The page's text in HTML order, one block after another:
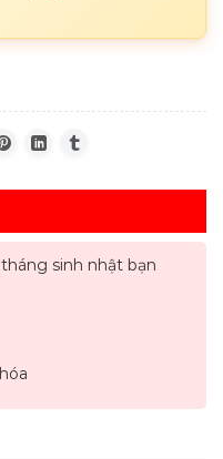
sinh nhật bạn